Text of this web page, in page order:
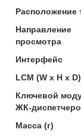
Расположение
Направление
просмотра
Интерфейс
LCM (W x H x
Ключевой
ЖК-
Масса (г)